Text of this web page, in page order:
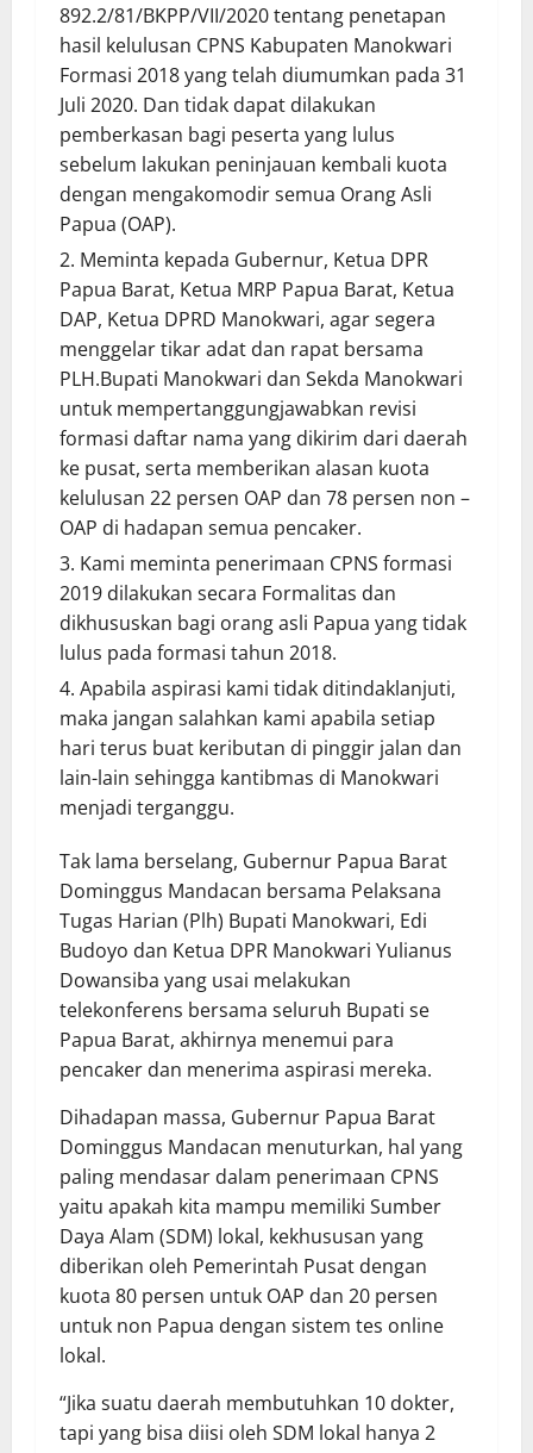
892.2/81/BKPP/VII/2020 tentang penetapan
hasil kelulusan CPNS Kabupaten Manokwari
Formasi 2018 yang telah diumumkan pada 31
Juli 2020. Dan tidak dapat dilakukan
pemberkasan bagi peserta yang lulus
sebelum lakukan peninjauan kembali kuota
dengan mengakomodir semua Orang Asli
Papua (OAP).
Meminta kepada Gubernur, Ketua DPR
Papua Barat, Ketua MRP Papua Barat, Ketua
DAP, Ketua DPRD Manokwari, agar segera
menggelar tikar adat dan rapat bersama
PLH.Bupati Manokwari dan Sekda Manokwari
untuk mempertanggungjawabkan revisi
formasi daftar nama yang dikirim dari daerah
ke pusat, serta memberikan alasan kuota
kelulusan 22 persen OAP dan 78 persen non –
OAP di hadapan semua pencaker.
Kami meminta penerimaan CPNS formasi
2019 dilakukan secara Formalitas dan
dikhususkan bagi orang asli Papua yang tidak
lulus pada formasi tahun 2018.
Apabila aspirasi kami tidak ditindaklanjuti,
maka jangan salahkan kami apabila setiap
hari terus buat keributan di pinggir jalan dan
lain-lain sehingga kantibmas di Manokwari
menjadi terganggu.
Tak lama berselang, Gubernur Papua Barat
Dominggus Mandacan bersama Pelaksana
Tugas Harian (Plh) Bupati Manokwari, Edi
Budoyo dan Ketua DPR Manokwari Yulianus
Dowansiba yang usai melakukan
telekonferens bersama seluruh Bupati se
Papua Barat, akhirnya menemui para
pencaker dan menerima aspirasi mereka.
Dihadapan massa, Gubernur Papua Barat
Dominggus Mandacan menuturkan, hal yang
paling mendasar dalam penerimaan CPNS
yaitu apakah kita mampu memiliki Sumber
Daya Alam (SDM) lokal, kekhususan yang
diberikan oleh Pemerintah Pusat dengan
kuota 80 persen untuk OAP dan 20 persen
untuk non Papua dengan sistem tes online
lokal.
“Jika suatu daerah membutuhkan 10 dokter,
tapi yang bisa diisi oleh SDM lokal hanya 2